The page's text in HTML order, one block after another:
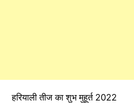
हरियाली तीज का शुभ मुहूर्त 2022